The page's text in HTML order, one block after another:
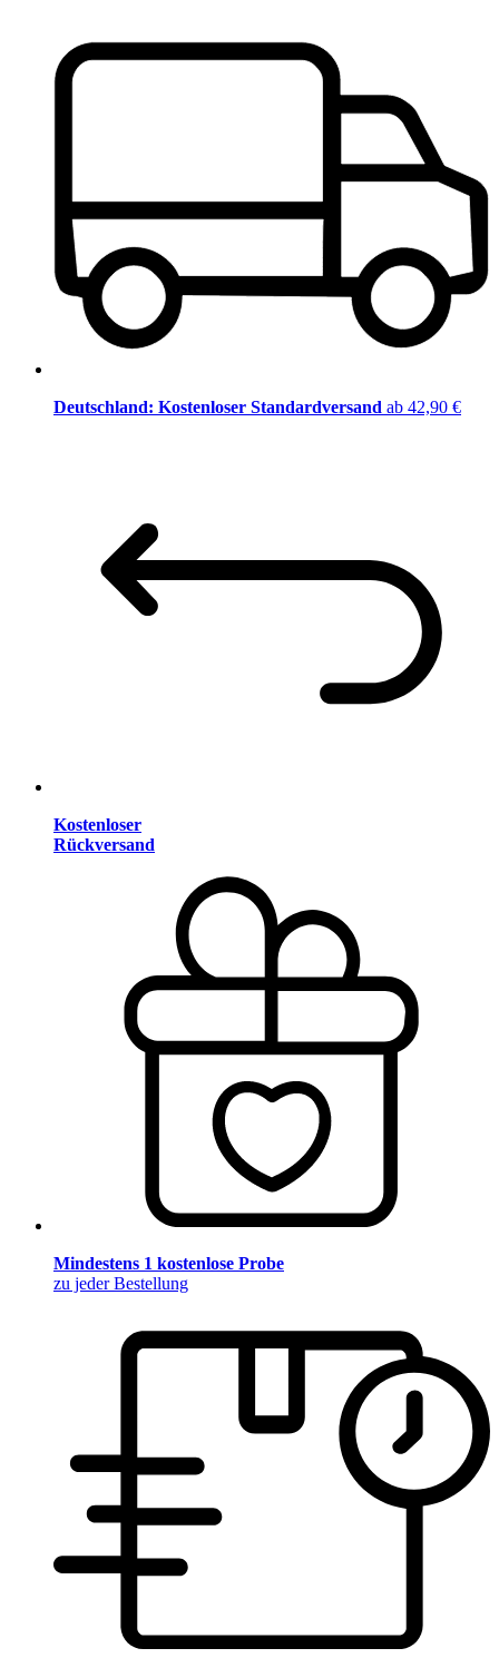
Deutschland: Kostenloser Standardversand ab 42,90 €
Kostenloser
Rückversand
Mindestens 1 kostenlose Probe
zu jeder Bestellung